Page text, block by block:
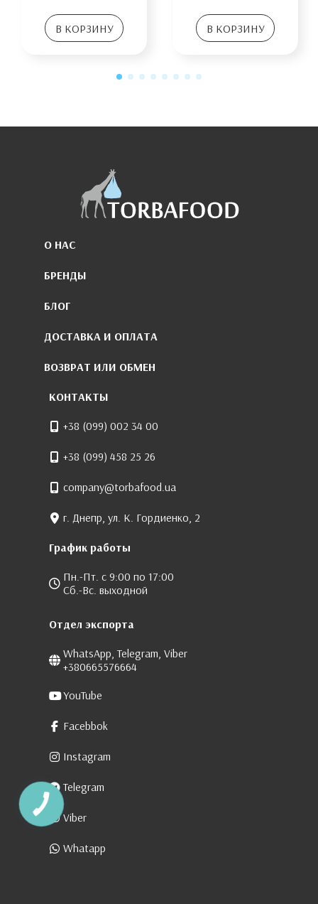
В КОРЗИНУ В КОРЗИНУ
О НАС
БРЕНДЫ
БЛОГ
ДОСТАВКА И ОПЛАТА
ВОЗВРАТ ИЛИ ОБМЕН
КОНТАКТЫ
+38 (099) 002 34 00
+38 (099) 458 25 26
company@torbafood.ua
г. Днепр, ул. К. Гордиенко, 2
График работы
Пн.-Пт. с 9:00 по 17:00
Сб.-Вс. выходной
Отдел экспорта
WhatsApp, Telegram, Viber
+380665576664
YouTube
Facebbok
Instagram
Telegram
Viber
Whatapp